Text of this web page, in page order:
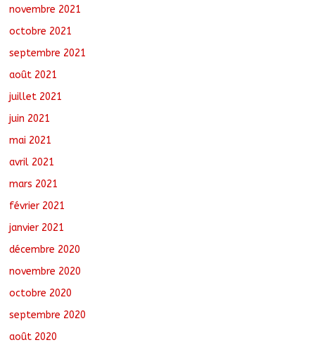
novembre 2021
octobre 2021
septembre 2021
août 2021
juillet 2021
juin 2021
mai 2021
avril 2021
mars 2021
février 2021
janvier 2021
décembre 2020
novembre 2020
octobre 2020
septembre 2020
août 2020